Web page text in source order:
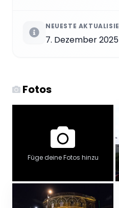
NEUESTE
7. Dezember 2025
Fotos
Füge deine Fotos hinzu